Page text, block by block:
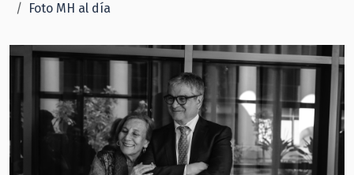
Foto MH al día